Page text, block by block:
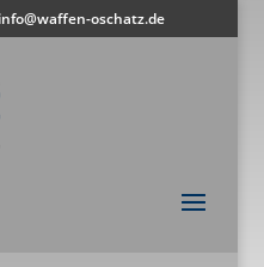
info@waffen-oschatz.de